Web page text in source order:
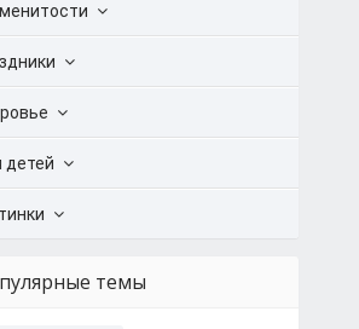
детей
темы